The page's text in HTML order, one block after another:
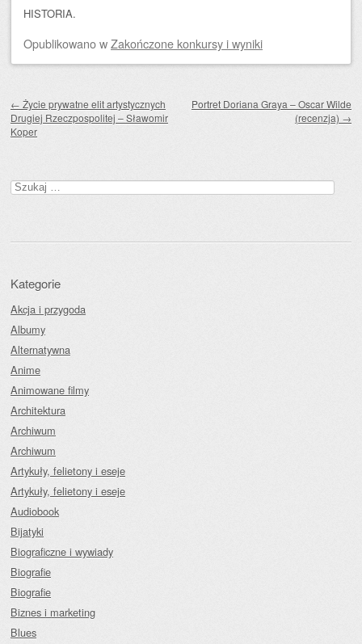
HISTORIA.
OpublikowanowZakończone konkursy i wyniki
← Życie prywatne elit artystycznych
Drugiej Rzeczpospolitej – Sławomir
Koper
Portret Doriana Graya – Oscar Wilde
(recenzja) →
Szukaj:
Kategorie
Akcja i przygoda
Albumy
Alternatywna
Anime
Animowane filmy
Architektura
Archiwum
Archiwum
Artykuły, felietony i eseje
Artykuły, felietony i eseje
Audiobook
Bijatyki
Biograficzne i wywiady
Biografie
Biografie
Biznes i marketing
Blues